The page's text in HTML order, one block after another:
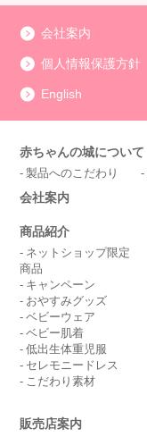
会社案内
個人情報保護方針
English
赤ちゃんの城について
製品へのこだわり
会社案内
商品紹介
ネットショップ限定
商品
キャンペーン
おやすみグッズ
ベビーウェア
ベビー肌着
低出生体重児服
セレモニードレス
こだわり素材
販売店案内